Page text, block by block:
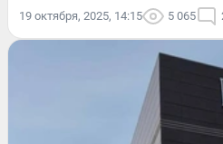
19 октября, 2025, 14:15 5 065